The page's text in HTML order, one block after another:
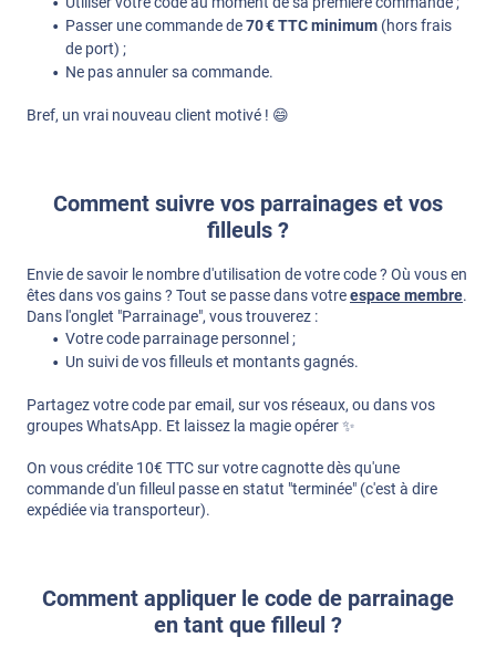
Passer une commande de70 € TTC minimum(hors frais
de port) ;
Ne pas annuler sa commande.
Bref, un vrai nouveau client motivé ! 😄
Comment suivre vos parrainages et vos
filleuls ?
Envie de savoir le nombre d'utilisation de votre code ? Où vous en
êtes dans vos gains ? Tout se passe dans votreespace membre.
Dans l'onglet "Parrainage", vous trouverez :
Votre code parrainage personnel ;
Un suivi de vos filleuls et montants gagnés.
Partagez votre code par email, sur vos réseaux, ou dans vos
groupes WhatsApp. Et laissez la magie opérer ✨
On vous crédite 10€ TTC sur votre cagnotte dès qu'une
commande d'un filleul passe en statut "terminée" (c'est à dire
expédiée via transporteur).
Comment appliquer le code de parrainage
en tant que filleul ?